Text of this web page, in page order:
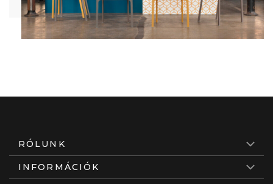
RÓLUNK
INFORMÁCIÓK